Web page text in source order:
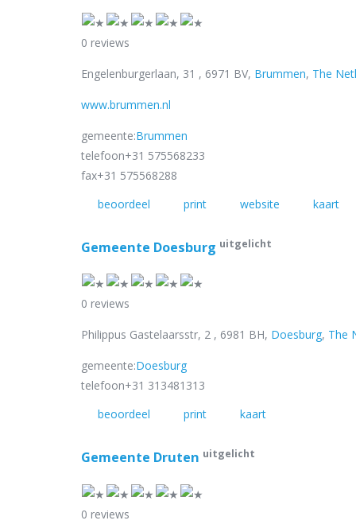
0 reviews
Engelenburgerlaan, 31 , 6971 BV, Brummen, The
www.brummen.nl
gemeente:Brummen
telefoon+31 575568233
fax+31 575568288
beoordeel
print website kaart
Gemeente Doesburg uitgelicht
0 reviews
Philippus Gastelaarsstr, 2 , 6981 BH, Doesburg, The
gemeente:Doesburg
telefoon+31 313481313
beoordeel
print kaart
Gemeente Druten uitgelicht
0 reviews